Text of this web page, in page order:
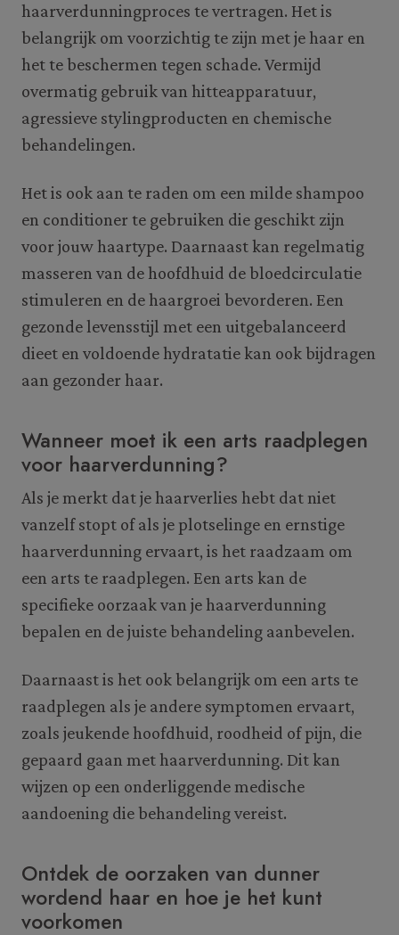
haarverdunningproces te vertragen. Het is
belangrijk om voorzichtig te zijn met je haar en
het te beschermen tegen schade. Vermijd
overmatig gebruik van hitteapparatuur,
agressieve stylingproducten en chemische
behandelingen.
Het is ook aan te raden om een milde shampoo
en conditioner te gebruiken die geschikt zijn
voor jouw haartype. Daarnaast kan regelmatig
masseren van de hoofdhuid de bloedcirculatie
stimuleren en de haargroei bevorderen. Een
gezonde levensstijl met een uitgebalanceerd
dieet en voldoende hydratatie kan ook bijdragen
aan gezonder haar.
Wanneer moet ik een arts raadplegen
voor haarverdunning?
Als je merkt dat je haarverlies hebt dat niet
vanzelf stopt of als je plotselinge en ernstige
haarverdunning ervaart, is het raadzaam om
een arts te raadplegen. Een arts kan de
specifieke oorzaak van je haarverdunning
bepalen en de juiste behandeling aanbevelen.
Daarnaast is het ook belangrijk om een arts te
raadplegen als je andere symptomen ervaart,
zoals jeukende hoofdhuid, roodheid of pijn, die
gepaard gaan met haarverdunning. Dit kan
wijzen op een onderliggende medische
aandoening die behandeling vereist.
Ontdek de oorzaken van dunner
wordend haar en hoe je het kunt
voorkomen